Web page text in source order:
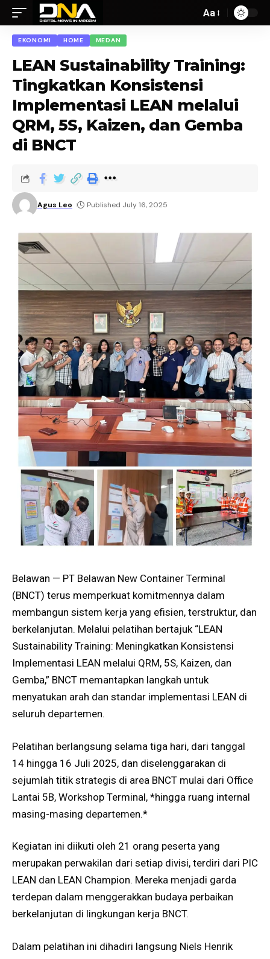
Aa
EKONOMI HOME MEDAN
LEAN Sustainability Training:
Tingkatkan Konsistensi
Implementasi LEAN melalui
QRM, 5S, Kaizen, dan Gemba
di BNCT
Agus Leo Published July 16, 2025
Belawan — PT Belawan New Container Terminal
(BNCT) terus memperkuat komitmennya dalam
membangun sistem kerja yang efisien, terstruktur, dan
berkelanjutan. Melalui pelatihan bertajuk “LEAN
Sustainability Training: Meningkatkan Konsistensi
Implementasi LEAN melalui QRM, 5S, Kaizen, dan
Gemba,” BNCT memantapkan langkah untuk
menyatukan arah dan standar implementasi LEAN di
seluruh departemen.
Pelatihan berlangsung selama tiga hari, dari tanggal
14 hingga 16 Juli 2025, dan diselenggarakan di
sejumlah titik strategis di area BNCT mulai dari Office
Lantai 5B, Workshop Terminal, *hingga ruang internal
masing-masing departemen.*
Kegiatan ini diikuti oleh 21 orang peserta yang
merupakan perwakilan dari setiap divisi, terdiri dari PIC
LEAN dan LEAN Champion. Mereka menjadi garda
terdepan dalam menggerakkan budaya perbaikan
berkelanjutan di lingkungan kerja BNCT.
Dalam pelatihan ini dihadiri langsung Niels Henrik